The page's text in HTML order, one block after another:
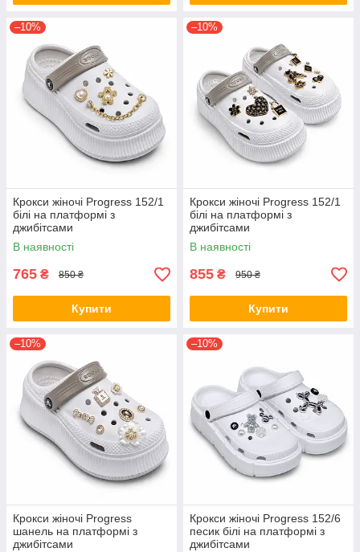
–10%
Крокси жіночі Progress 152/1
білі на платформі з
джибітсами
В наявності
765 ₴ 850 ₴
Купити
–10%
Крокси жіночі Progress 152/1
білі на платформі з
джибітсами
В наявності
855 ₴ 950 ₴
Купити
–10%
Крокси жіночі Progress
шанель на платформі з
джибітсами
–10%
Крокси жіночі Progress 152/6
песик білі на платформі з
джибітсами